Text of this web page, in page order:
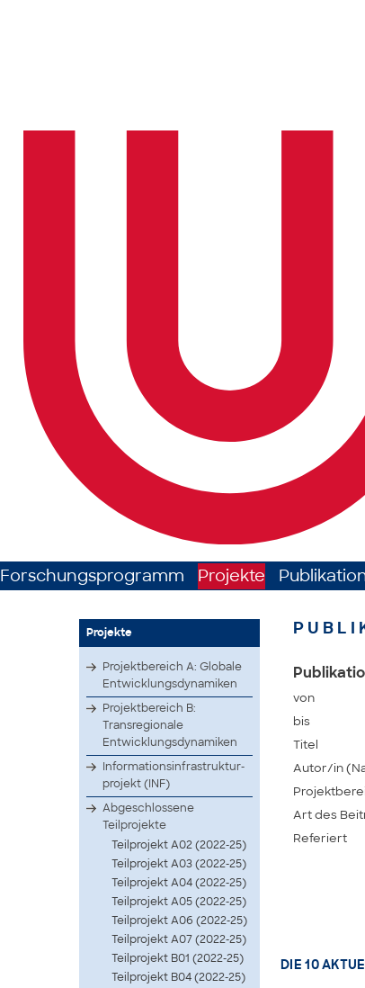
Forschungsprogramm Projekte
Projekte
Projektbereich A: Globale
Entwicklungsdynamiken
Projektbereich B:
Transregionale
Entwicklungsdynamiken
Infor­matio­nsinf­rastr­uktur­
proje­kt (INF)
Abgeschlossene
Teilprojekte
Teilprojekt A02 (2022-25)
Teilprojekt A03 (2022-25)
Teilprojekt A04 (2022-25)
Teilprojekt A05 (2022-25)
Teilprojekt A06 (2022-25)
Teilprojekt A07 (2022-25)
Teilprojekt B01 (2022-25)
Teilprojekt B04 (2022-25)
von
bis
Titel
Autor/in
Art des
Referiert
DIE 10